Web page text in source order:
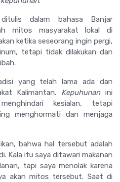
dalam bahasa Banjar
mitos masyarakat lokal di
ketika seseorang ingin pergi,
tetapi tidak dilakukan dan
yang telah lama ada dan
Kalimantan. Kepuhunanini
kesialan, tetapi
menghormati dan menjaga
bahwa hal tersebut adalah
Kala itu saya ditawari makanan
tapi saya menolak karena
akan mitos tersebut. Saat di